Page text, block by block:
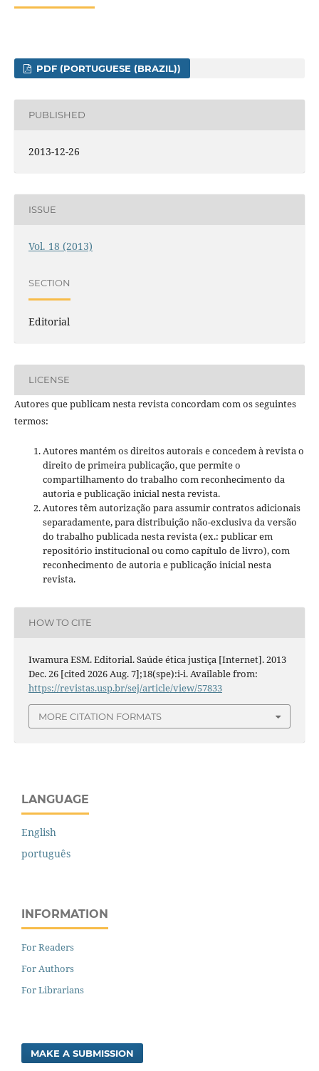
PDF (PORTUGUESE (BRAZIL))
PUBLISHED
2013-12-26
ISSUE
Vol. 18 (2013)
SECTION
Editorial
LICENSE
Autores que publicam nesta revista concordam com os seguintes
termos:
Autores mantém os direitos autorais e concedem à revista o
direito de primeira publicação, que permite o
compartilhamento do trabalho com reconhecimento da
autoria e publicação inicial nesta revista.
Autores têm autorização para assumir contratos adicionais
separadamente, para distribuição não-exclusiva da versão
do trabalho publicada nesta revista (ex.: publicar em
repositório institucional ou como capítulo de livro), com
reconhecimento de autoria e publicação inicial nesta
revista.
HOW TO CITE
Iwamura ESM. Editorial. Saúde ética justiça [Internet]. 2013
Dec. 26 [cited 2026 Aug. 7];18(spe):i-i. Available from:
https://revistas.usp.br/sej/article/view/57833
MORE CITATION FORMATS
LANGUAGE
English
português
INFORMATION
For Readers
For Authors
For Librarians
MAKE A SUBMISSION